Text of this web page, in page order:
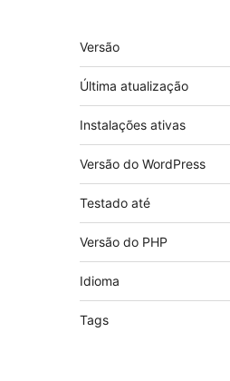
Meta
Versão
Última atualização
Instalações ativas
Versão do WordPress
Testado até
Versão do PHP
Idioma
Tags